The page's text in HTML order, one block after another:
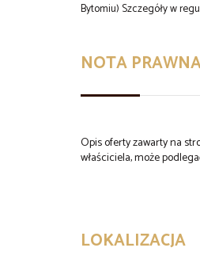
Bytomiu) Szczegóły w
NOTA
Opis oferty zawarty na
właściciela, może
LOKALIZACJA